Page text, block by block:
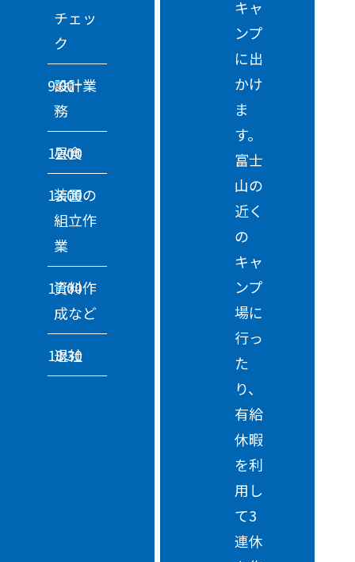
チェッ
ク
9:00
設計業
務
12:00
昼食
13:00
装置の
組立作
業
17:00
資料作
成など
18:30
退社
キャ
ンプ
に出
かけ
ま
す。
富士
山の
近く
の
キャ
ンプ
場に
行っ
た
り、
有給
休暇
を利
用し
て3
連休